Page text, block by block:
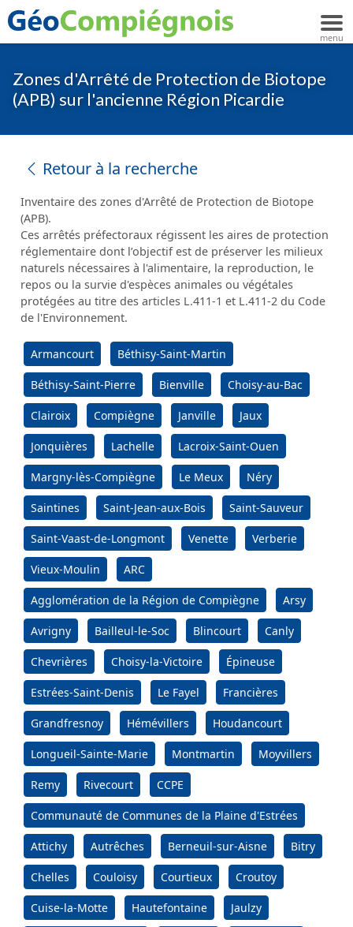
Zones d'Arrêté de Protection de Biotope
(APB) sur l'ancienne Région Picardie
Retour à la recherche
Inventaire des zones d'Arrêté de Protection de Biotope
(APB).
Ces arrêtés préfectoraux régissent les aires de protection
réglementaire dont l’objectif est de préserver les milieux
naturels nécessaires à l'alimentaire, la reproduction, le
repos ou la survie d'espèces animales ou végétales
protégées au titre des articles L.411-1 et L.411-2 du Code
de l'Environnement.
Armancourt Béthisy-Saint-Martin
Béthisy-Saint-Pierre Bienville Choisy-au-Bac
Clairoix Compiègne Janville Jaux
Jonquières Lachelle Lacroix-Saint-Ouen
Margny-lès-Compiègne Le Meux Néry
Saintines Saint-Jean-aux-Bois Saint-Sauveur
Saint-Vaast-de-Longmont Venette Verberie
Vieux-Moulin ARC
Agglomération de la Région de Compiègne Arsy
Avrigny Bailleul-le-Soc Blincourt Canly
Chevrières Choisy-la-Victoire Épineuse
Estrées-Saint-Denis Le Fayel Francières
Grandfresnoy Hémévillers Houdancourt
Longueil-Sainte-Marie Montmartin Moyvillers
Remy Rivecourt CCPE
Communauté de Communes de la Plaine d'Estrées
Attichy Autrêches Berneuil-sur-Aisne Bitry
Chelles Couloisy Courtieux Croutoy
Cuise-la-Motte Hautefontaine Jaulzy